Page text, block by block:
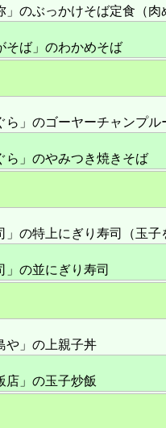
」のぶっかけそば定食（肉
そば」のわかめそば
ら」のゴーヤーチャンプル
ら」のやみつき焼きそば
」の特上にぎり寿司（玉子
」の並にぎり寿司
や」の上親子丼
店」の玉子炒飯